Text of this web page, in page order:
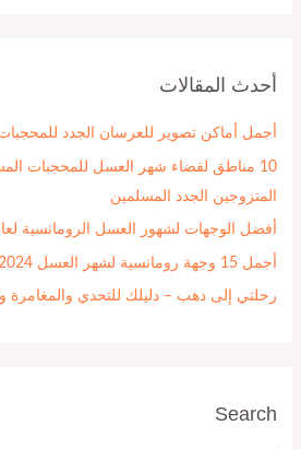
ث
ن
:
أحدث المقالات
أجمل أماكن تصوير للعرسان الجدد
10 مناطق لقضاء شهر العسل للمحجبات
المتزوجين الجدد المسلمين
أفضل الوجهات لشهور العسل الرومانسية لعام 2026 حول
أجمل 15 وجهة رومانسية لشهر العسل 2024
رحلتي إلى دهب – دليلك للتحدي والمغامرة
Search